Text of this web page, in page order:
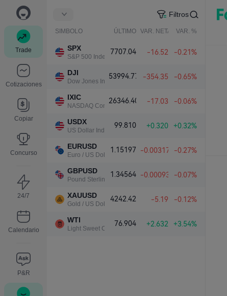
Trade
Cotizaciones
Copiar
Concurso
24/7
Calendario
P&R
Filtros
SIMBOLO ÚLTIMO VAR. NETA VAR. %
SPX
S&P 500 Index
7707.04 -16.52 -0.21%
DJI
Dow Jones Industrial Average
53994.77 -354.35 -0.65%
IXIC
NASDAQ Composite Index
26346.40 -17.03 -0.06%
USDX
US Dollar Index
99.810 +0.320 +0.32%
EURUSD
Euro / US Dollar
1.15197 -0.00317 -0.27%
GBPUSD
Pound Sterling / US Dollar
1.34564 -0.00093 -0.07%
XAUUSD
Gold / US Dollar
4242.42 -5.19 -0.12%
WTI
Light Sweet Crude Oil
76.904 +2.632 +3.54%